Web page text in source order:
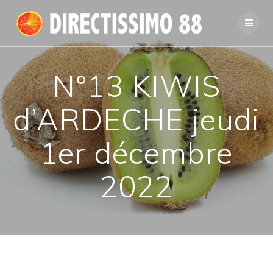
au
contenu
N°13 KIWIS
d’ARDECHE jeudi
1er décembre
2022